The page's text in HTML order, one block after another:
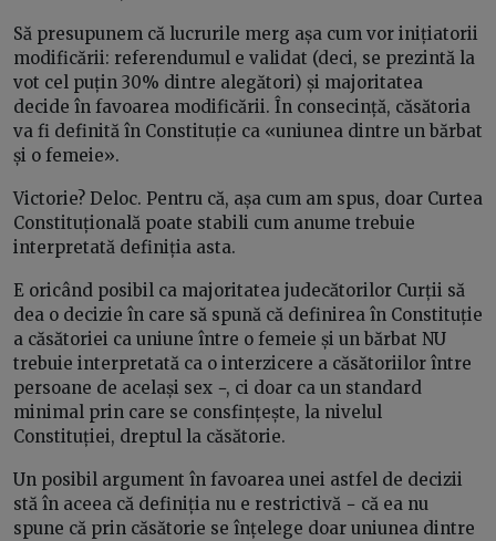
Să presupunem că lucrurile merg așa cum vor inițiatorii
modificării: referendumul e validat (deci, se prezintă la
vot cel puțin 30% dintre alegători) și majoritatea
decide în favoarea modificării. În consecință, căsătoria
va fi definită în Constituție ca «uniunea dintre un bărbat
și o femeie».
Victorie? Deloc. Pentru că, așa cum am spus, doar Curtea
Constituțională poate stabili cum anume trebuie
interpretată definiția asta.
E oricând posibil ca majoritatea judecătorilor Curții să
dea o decizie în care să spună că definirea în Constituție
a căsătoriei ca uniune între o femeie și un bărbat NU
trebuie interpretată ca o interzicere a căsătoriilor între
persoane de același sex −, ci doar ca un standard
minimal prin care se consfințește, la nivelul
Constituției, dreptul la căsătorie.
Un posibil argument în favoarea unei astfel de decizii
stă în aceea că definiția nu e restrictivă − că ea nu
spune că prin căsătorie se înțelege doar uniunea dintre